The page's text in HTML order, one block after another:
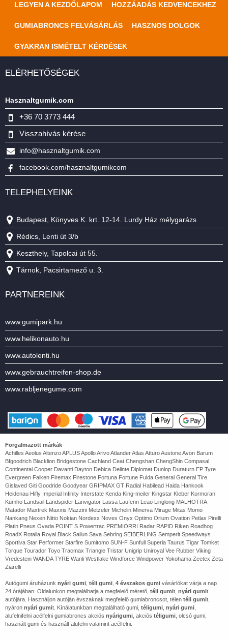
LEGYEN A KEZDŐLAPOM HOZZÁADÁS KEDVENCEKHEZ
GUMIABRONCS FELVÁSÁRLÁS HASZNOS DOLGOK
GYAKRAN ISMÉTELT KÉRDÉSEK
ELÉRHETŐSÉGEK
Hasznaltgumik.com
+36 70 3773 444
Visszahívás kérése
info@hasznaltgumik.com
facebook.com/hasznaltgumikcom
TELEPHELYEINK
Budapest, Könyves K. krt. 12-14. Lurdy Ház mélygarázs
Rédics, Lenti út 3/b
Keszthely, Tapolcai út 55.
Tárnok, Pacsirtamező u. 3.
PARTNEREINK
www.gumipark.hu
www.helikonauto.hu
www.autolenti.hu
www.gebrauchtreifen-shop.de
www.rabljenegume.com
Forgalmazott márkák
Achilles Aeolus Altenzo APLUS Apollo Arivo Atlander Atlas Atturo Austone Avon Barum
Bfgoodrich Blacklion Bridgestone Cachland Ceat Chengshan ChengShin Compasal
Continental Cooper Davanti Dayton Debica Delinte Diplomat Dunlop Duraturn EP Tyre
Evergreen Falken Firemax Firestone Fortuna Fortune Fulda General General Tire
Gislaved Giti Goodride Goodyear GRIPMAX GT Radial Habilead Haida Hankook
Heidenau Hifly Imperial Infinity Interstate Kenda King-meiler Kingstar Kleber Kormoran
Kumho Landsail Landspider Lanvigator Lassa Laufenn Leao Linglong MALHOTRA
Matador Maxtrek Maxxis Mazzini Metzeler Michelin Minerva Mirage Mitas Momo
Nankang Nexen Nitto Nokian Nordexx Novex Onyx Optimo Orium Ovation Petlas Pirelli
Platin Pneus Ovada POINT S Powertrac PREMIORRI Radar RAPID Riken Roadhog
RoadX Rotalla Royal Black Sailun Sava Sebring SEIBERLING Semperit Speedways
Sportiva Star Performer Starfire Sumitomo SUN-F Sunfull Superia Taurus Tigar Tomket
Torque Tourador Toyo Tracmax Triangle Tristar Unigrip Uniroyal Vee Rubber Viking
Vredestein WANDA TYRE Wanli Westlake Windforce Windpower Yokohama Zeetex Zeta
Ziarelli
Autógumi áruházunk nyári gumi, téli gumi, 4 évszakos gumi vásárlókat várja a nap
24 órájában. Oldalunkon megtalálhatja a megfelelő mérető, téli gumit, nyári gumit
autójára. Használjon autóján évszaknak megfelelő gumiabroncsot, télen téli gumit,
nyáron nyári gumit. Kínálatunkban megtalálható gumi, téligumi, nyári gumi,
alufelnifelni acélfelni gumiabroncs akciós nyárigumi, akciós téligumi, olcsó gumi,
használt gumi és használt alufelni valamint acélfelni.